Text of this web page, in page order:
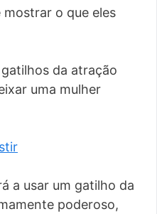
mostrar o que eles
da atração
uma mulher
a usar um gatilho da
poderoso,